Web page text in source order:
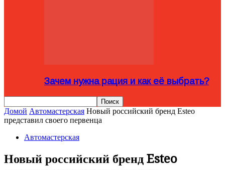
Зачем нужна рация и как её выбрать?
Домой Автомастерская Новый российский бренд Esteo
представил своего первенца
Автомастерская
Новый российский бренд Esteo